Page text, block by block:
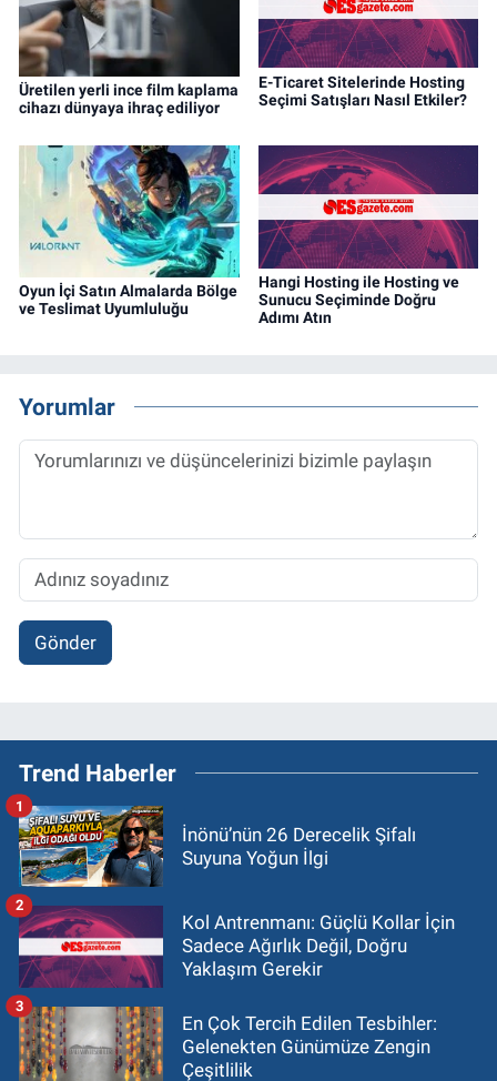
Üretilen yerli ince film kaplama
cihazı dünyaya ihraç ediliyor
E-Ticaret Sitelerinde Hosting
Seçimi Satışları Nasıl Etkiler?
Oyun İçi Satın Almalarda Bölge
ve Teslimat Uyumluluğu
Hangi Hosting ile Hosting ve
Sunucu Seçiminde Doğru
Adımı Atın
Yorumlar
Gönder
Trend Haberler
İnönü’nün 26 Derecelik Şifalı
Suyuna Yoğun İlgi
1
Kol Antrenmanı: Güçlü Kollar İçin
Sadece Ağırlık Değil, Doğru
Yaklaşım Gerekir
2
En Çok Tercih Edilen Tesbihler:
Gelenekten Günümüze Zengin
Çeşitlilik
3